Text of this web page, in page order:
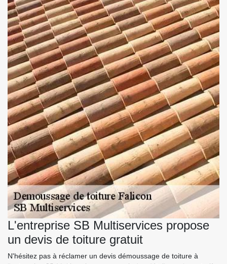
L'entreprise SB Multiservices propose
un devis de toiture gratuit
N'hésitez pas à réclamer un devis démoussage de toiture à